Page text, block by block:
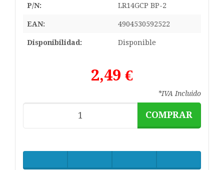
P/N: LR14GCP BP-2
EAN: 4904530592522
Disponibilidad: Disponible
2,49 €
*IVA Incluido
COMPRAR